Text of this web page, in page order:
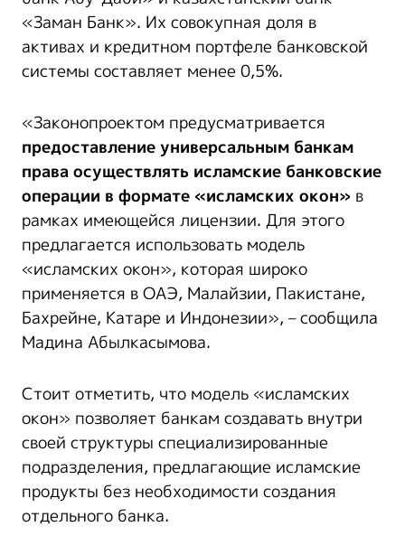
«Заман Банк». Их совокупная доля в
активах и кредитном портфеле банковской
системы составляет менее 0,5%.
«Законопроектом предусматривается
предоставлениеуниверсальным банкам
права осуществлять исламские банковские
операции в формате «исламских окон» в
рамках имеющейся лицензии. Для этого
предлагается использовать модель
«исламских окон», которая широко
применяется в ОАЭ, Малайзии, Пакистане,
Бахрейне, Катаре и Индонезии», – сообщила
Мадина Абылкасымова.
Стоит отметить, что модель «исламских
окон» позволяет банкам создавать внутри
своей структуры специализированные
подразделения, предлагающие исламские
продукты без необходимости создания
отдельного банка.